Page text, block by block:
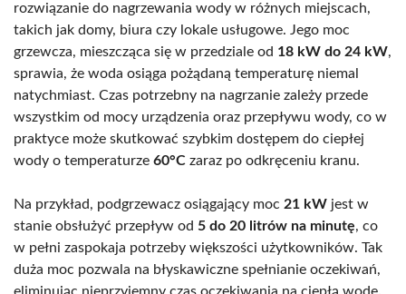
rozwiązanie do nagrzewania wody w różnych miejscach,
takich jak domy, biura czy lokale usługowe. Jego moc
grzewcza, mieszcząca się w przedziale od 18 kW do 24 kW,
sprawia, że woda osiąga pożądaną temperaturę niemal
natychmiast. Czas potrzebny na nagrzanie zależy przede
wszystkim od mocy urządzenia oraz przepływu wody, co w
praktyce może skutkować szybkim dostępem do ciepłej
wody o temperaturze 60°C zaraz po odkręceniu kranu.
Na przykład, podgrzewacz osiągający moc 21 kW jest w
stanie obsłużyć przepływ od 5 do 20 litrów na minutę, co
w pełni zaspokaja potrzeby większości użytkowników. Tak
duża moc pozwala na błyskawiczne spełnianie oczekiwań,